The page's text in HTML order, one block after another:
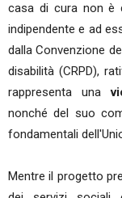
casa di cura non è
indipendente e ad
dalla Convenzione
disabilità (CRPD),
rappresenta una
nonché del suo
fondamentali
Mentre il progetto